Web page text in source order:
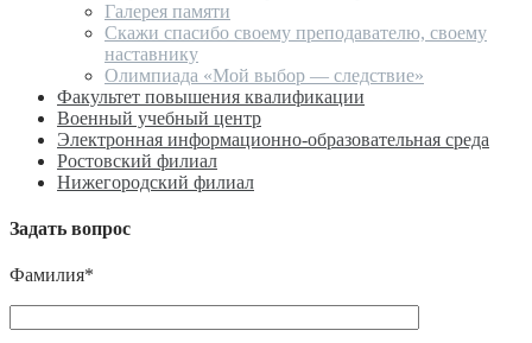
Галерея памяти
Скажи спасибо своему преподавателю, своему
наставнику
Олимпиада «Мой выбор — следствие»
Факультет повышения квалификации
Военный учебный центр
Электронная информационно-образовательная среда
Ростовский филиал
Нижегородский филиал
Задать вопрос
Фамилия*